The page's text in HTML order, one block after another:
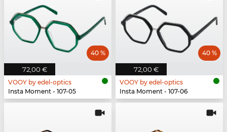
72,00 €
40 %
VOOY by edel-optics
Insta Moment - 107-05
72,00 €
40 %
VOOY by edel-optics
Insta Moment - 107-06